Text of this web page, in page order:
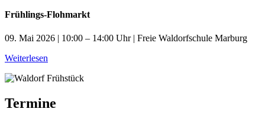
Frühlings-Flohmarkt
09. Mai 2026 | 10:00 – 14:00 Uhr | Freie Waldorfschule Marburg
Weiterlesen
Termine